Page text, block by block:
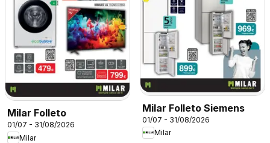
Milar Folleto
01/07 - 31/08/2026
Milar
Milar Folleto Siemens
01/07 - 31/08/2026
Milar